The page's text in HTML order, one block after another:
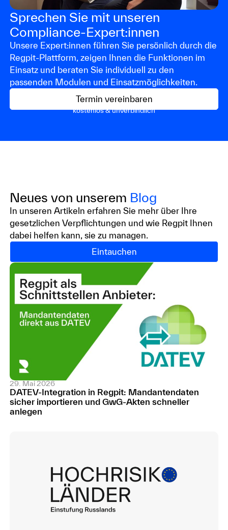
Sprechen Sie mit unseren
Compliance-Expert:innen
Unsere Expert:innen führen Sie persönlich durch die
Regpit-Plattform, zeigen Ihnen die Funktionen im
Einsatz und beraten Sie individuell zu den
passenden Modulen und Einsatzmöglichkeiten.
Termin vereinbaren
kostenlos & unverbindlich
Neues von unserem Blog
In unseren Artikeln erfahren Sie mehr über Ihre
gesetzlichen Verpflichtungen und wie Regpit Ihnen
dabei helfen kann, sie zu managen.
Eintauchen
29. Mai 2026
DATEV-Integration in Regpit: Mandantendaten
sicher importieren und GwG-Akten schneller
anlegen